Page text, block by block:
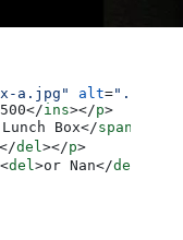
a.jpg" alt="..."
ins></p>
Box</span
del ></p>
del >or Nan</del